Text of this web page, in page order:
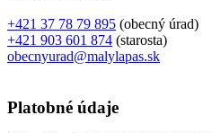
+421 37 78 79 895 (obecný úrad)
+421 903 601 874 (starosta)
obecnyurad@malylapas.sk
Platobné údaje